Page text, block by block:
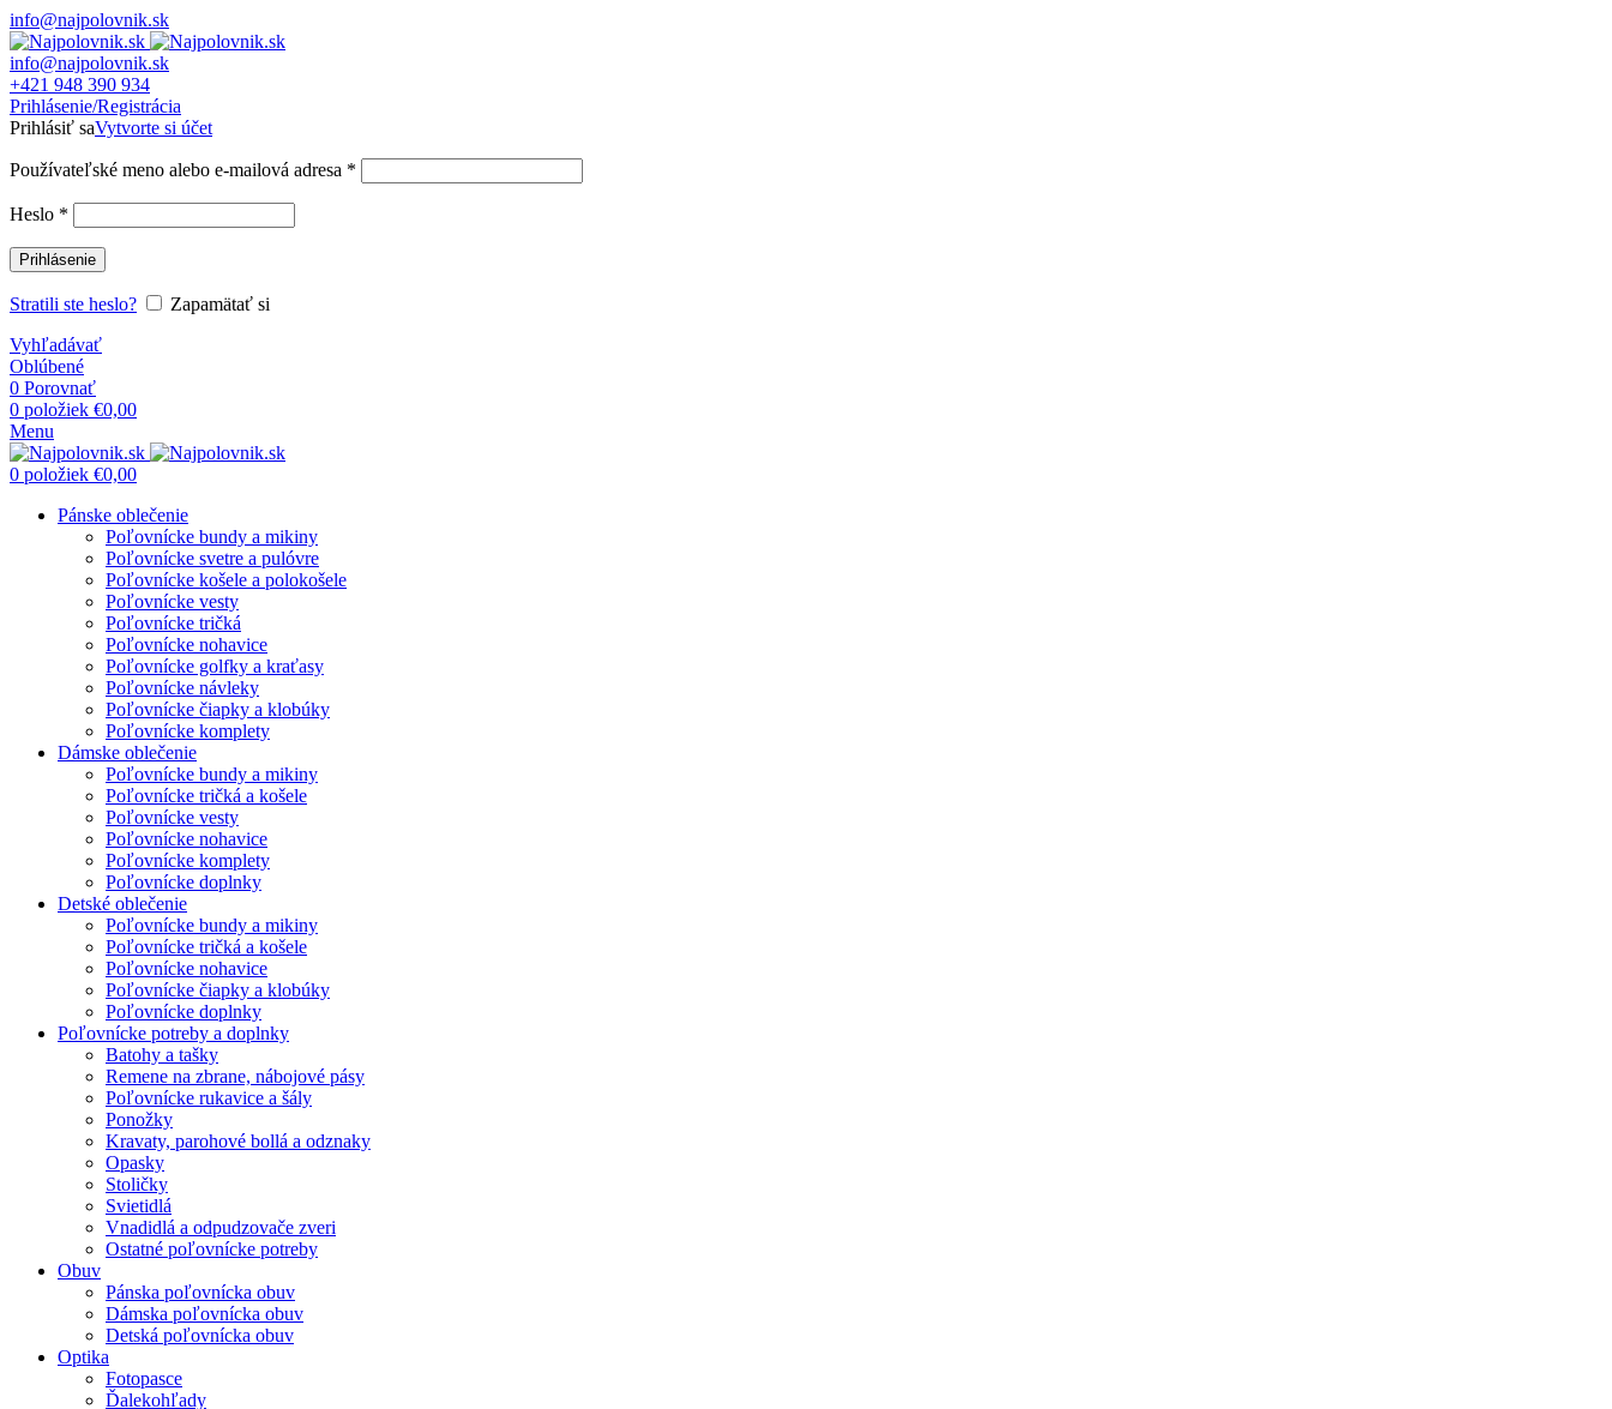
info@najpolovnik.sk
info@najpolovnik.sk
+421 948 390 934
Prihlásenie/Registrácia
Prihlásiť saVytvorte si účet
Používateľské meno alebo e-mailová adresa *
Heslo *
Prihlásenie
Stratili ste heslo?
Zapamätať si
Vyhľadávať
Oblúbené
0 Porovnať
0 položiek €0,00
Menu
0 položiek €0,00
Pánske oblečenie
Poľovnícke bundy a mikiny
Poľovnícke svetre a pulóvre
Poľovnícke košele a polokošele
Poľovnícke vesty
Poľovnícke tričká
Poľovnícke nohavice
Poľovnícke golfky a kraťasy
Poľovnícke návleky
Poľovnícke čiapky a klobúky
Poľovnícke komplety
Dámske oblečenie
Poľovnícke bundy a mikiny
Poľovnícke tričká a košele
Poľovnícke vesty
Poľovnícke nohavice
Poľovnícke komplety
Poľovnícke doplnky
Detské oblečenie
Poľovnícke bundy a mikiny
Poľovnícke tričká a košele
Poľovnícke nohavice
Poľovnícke čiapky a klobúky
Poľovnícke doplnky
Poľovnícke potreby a doplnky
Batohy a tašky
Remene na zbrane, nábojové pásy
Poľovnícke rukavice a šály
Ponožky
Kravaty, parohové bollá a odznaky
Opasky
Stoličky
Svietidlá
Vnadidlá a odpudzovače zveri
Ostatné poľovnícke potreby
Obuv
Pánska poľovnícka obuv
Dámska poľovnícka obuv
Detská poľovnícka obuv
Optika
Fotopasce
Ďalekohľady